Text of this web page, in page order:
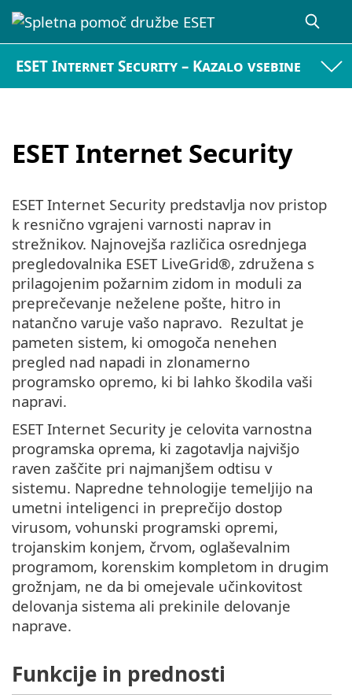
ESET Internet Security – Kazalo vsebine
ESET Internet Security
ESET Internet Security predstavlja nov pristop
k resnično vgrajeni varnosti naprav in
strežnikov. Najnovejša različica osrednjega
pregledovalnika ESET LiveGrid®, združena s
prilagojenim požarnim zidom in moduli za
preprečevanje neželene pošte, hitro in
natančno varuje vašo napravo. Rezultat je
pameten sistem, ki omogoča nenehen
pregled nad napadi in zlonamerno
programsko opremo, ki bi lahko škodila vaši
napravi.
ESET Internet Security je celovita varnostna
programska oprema, ki zagotavlja najvišjo
raven zaščite pri najmanjšem odtisu v
sistemu. Napredne tehnologije temeljijo na
umetni inteligenci in preprečijo dostop
virusom, vohunski programski opremi,
trojanskim konjem, črvom, oglaševalnim
programom, korenskim kompletom in drugim
grožnjam, ne da bi omejevale učinkovitost
delovanja sistema ali prekinile delovanje
naprave.
Funkcije in prednosti